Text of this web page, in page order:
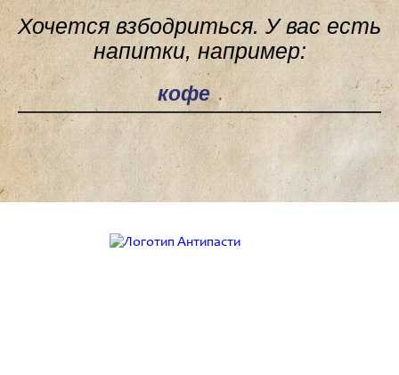
Хочется взбодриться. У вас есть
напитки, например:
Поле поиска